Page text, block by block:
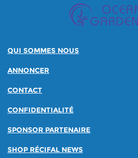
QUI SOMMES NOUS
ANNONCER
CONTACT
CONFIDENTIALITÉ
SPONSOR PARTENAIRE
SHOP RÉCIFAL NEWS